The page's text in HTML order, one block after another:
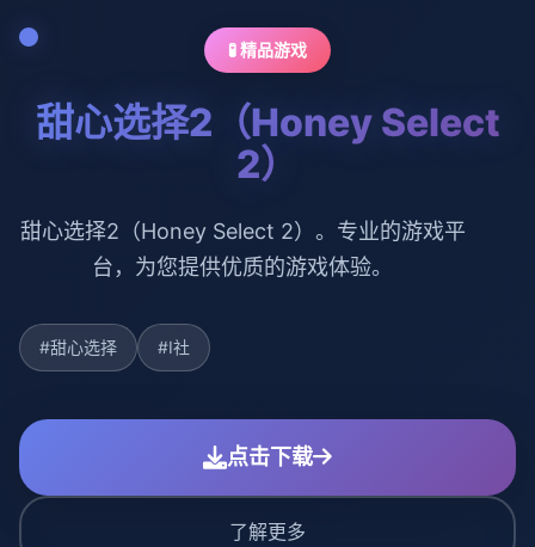
🧪 精品游戏
甜心选择2（Honey Select
2）
甜心选择2（Honey Select 2）。专业的游戏平
台，为您提供优质的游戏体验。
#甜心选择 #I社
点击下载
了解更多